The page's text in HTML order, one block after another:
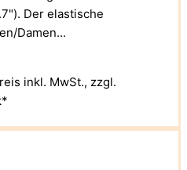
Der elastische
Damen...
inkl. MwSt., zzgl.